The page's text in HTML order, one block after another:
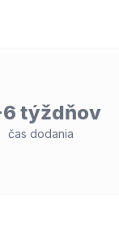
týždňov
čas dodania